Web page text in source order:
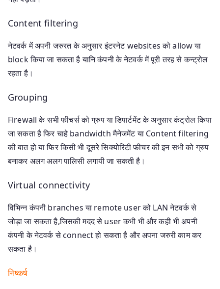
Content filtering
नेटवर्क में अपनी जरुरत के अनुसार इंटरनेट websites को allow या
block किया जा सकता है यानि कंपनी के नेटवर्क में पूरी तरह से कन्ट्रोल
रहता है।
Grouping
Firewall के सभी फीचर्स को ग्रुप या डिपार्टमेंट के अनुसार कंट्रोल किया
जा सकता है फिर चाहे bandwidth मैनेजमेंट या Content filtering
की बात हो या फिर किसी भी दूसरे सिक्योरिटी फीचर की इन सभी को ग्रुप
बनाकर अलग अलग पालिसी लगायी जा सकती है।
Virtual connectivity
विभिन्न कंपनी branches या remote user को LAN नेटवर्क से
जोड़ा जा सकता है,जिसकी मदद से user कभी भी और कही भी अपनी
कंपनी के नेटवर्क से connect हो सकता है और अपना जरुरी काम कर
सकता है।
निष्कर्ष